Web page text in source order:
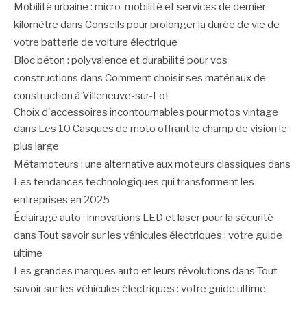
Mobilité urbaine : micro-mobilité et services de dernier
kilomètre dans Conseils pour prolonger la durée de vie de
votre batterie de voiture électrique
Bloc béton : polyvalence et durabilité pour vos
constructions dans Comment choisir ses matériaux de
construction à Villeneuve-sur-Lot
Choix d'accessoires incontournables pour motos vintage
dans Les 10 Casques de moto offrant le champ de vision le
plus large
Métamoteurs : une alternative aux moteurs classiques dans
Les tendances technologiques qui transforment les
entreprises en 2025
Éclairage auto : innovations LED et laser pour la sécurité
dans Tout savoir sur les véhicules électriques : votre guide
ultime
Les grandes marques auto et leurs révolutions dans Tout
savoir sur les véhicules électriques : votre guide ultime